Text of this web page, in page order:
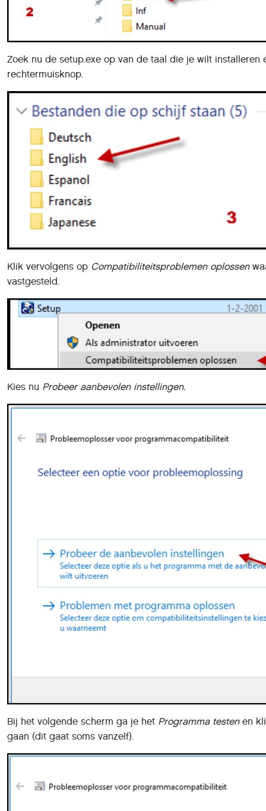
Zoek nu de setup.exe op van de taal die je wilt installeren
rechtermuisknop.
Klik vervolgens op Compatibiliteitsproblemen oplossen
vastgesteld.
Kies nu Probeer aanbevolen instellingen.
Bij het volgende scherm ga je het Programma testenen
gaan (dit gaat soms vanzelf).